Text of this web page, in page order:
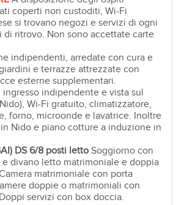
coperti non custoditi, Wi-Fi
si trovano negozi e servizi di ogni
di ritrovo. Non sono accettate carte
indipendenti, arredate con cura e
e terrazze attrezzate con
esterne supplementari.
indipendente e vista sul
Wi-Fi gratuito, climatizzatore,
forno, microonde e lavatrice. Inoltre
Nido e piano cotture a induzione in
DS 6/8 posti letto Soggiorno con
divano letto matrimoniale e doppia
matrimoniale con porta
doppie o matrimoniali con
servizi con box doccia.